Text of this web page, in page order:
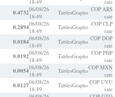
18:49
rate
0.473206/08/26
18:49
TablesGraphs COP ARS
rate
0.289406/08/26
18:49
TablesGraphs COP CLP
rate
0.018406/08/26
18:49
TablesGraphs COP DOP
rate
0.019206/08/26
18:49
TablesGraphs COP PHP
rate
0.005406/08/26
18:49
TablesGraphsCOP MXN
rate
0.012706/08/26
18:49
TablesGraphs COP UYU
rate